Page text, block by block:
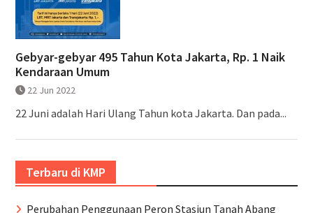
Gebyar-gebyar 495 Tahun Kota Jakarta, Rp. 1 Naik
Kendaraan Umum
22 Jun 2022
22 Juni adalah Hari Ulang Tahun kota Jakarta. Dan pada...
Terbaru di KMP
Perubahan Penggunaan Peron Stasiun Tanah Abang